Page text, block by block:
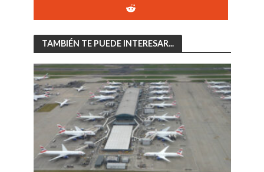
TAMBIÉN TE PUEDE INTERESAR...